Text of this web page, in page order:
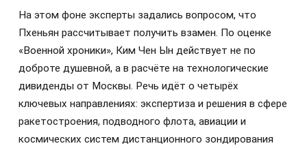
На этом фоне эксперты задались вопросом, что
Пхеньян рассчитывает получить взамен. По оценке
«Военной хроники», Ким Чен Ын действует не по
доброте душевной, а в расчёте на технологические
дивиденды от Москвы. Речь идёт о четырёх
ключевых направлениях: экспертиза и решения в сфере
ракетостроения, подводного флота, авиации и
космических систем дистанционного зондирования